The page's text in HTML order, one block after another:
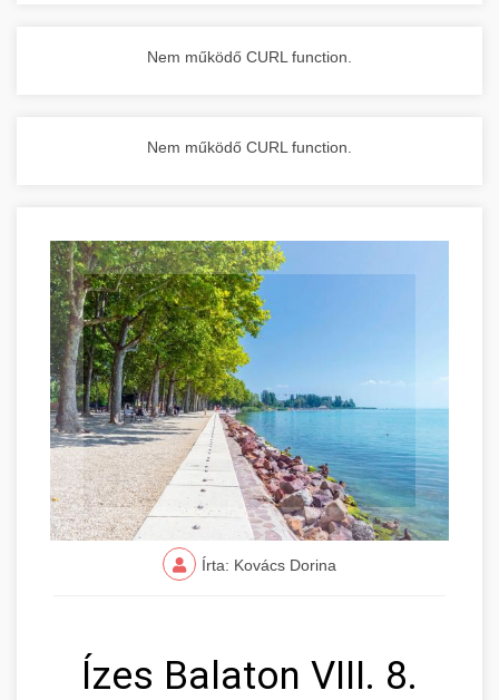
Nem működő CURL function.
Nem működő CURL function.
Írta: Kovács Dorina
Ízes Balaton VIII. 8.